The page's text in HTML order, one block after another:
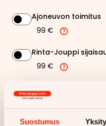
Suostumus
Ajoneuvon toimitus
99 €
Rinta-Jouppi
99 €
Näytähintaerittely